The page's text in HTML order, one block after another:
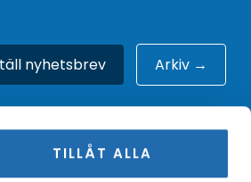
TILLÅT ALLA
nyhetsbrev Arkiv →